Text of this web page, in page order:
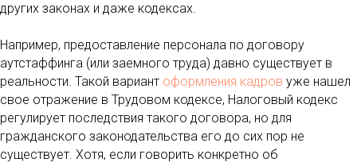
других законах и даже кодексах.
Например, предоставление персонала по договору
аутстаффинга (или заемного труда) давно существует в
реальности. Такой вариант оформления кадров уже нашел
свое отражение в Трудовом кодексе, Налоговый кодекс
регулирует последствия такого договора, но для
гражданского законодательства его до сих пор не
существует. Хотя, если говорить конкретно об